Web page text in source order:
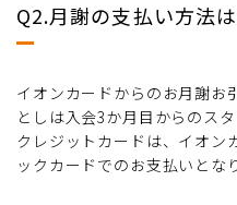
Q2.月謝の支払い方法
イオンカードからのお月謝お
としは入会3か月目からのスタ
クレジットカードは、イオン
ックカードでのお支払いとな